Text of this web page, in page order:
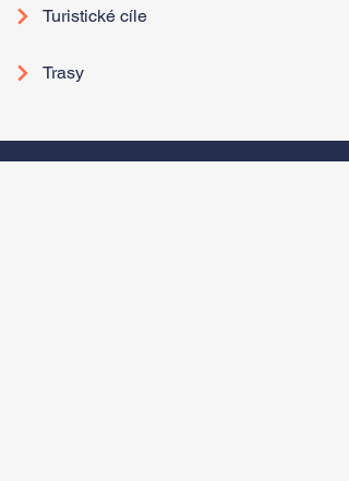
Turistické cíle
Trasy